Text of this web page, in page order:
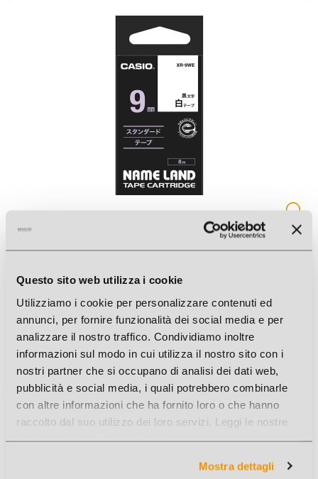
Questo sito web utilizza i cookie
Utilizziamo i cookie per personalizzare contenuti ed
annunci, per fornire funzionalità dei social media e per
analizzare il nostro traffico. Condividiamo inoltre
informazioni sul modo in cui utilizza il nostro sito con i
nostri partner che si occupano di analisi dei dati web,
pubblicità e social media, i quali potrebbero combinarle
con altre informazioni che ha fornito loro o che hanno
raccolto dal suo utilizzo dei loro servizi. Leggi le nostre
Privacy PolicyeCookie Policy.
Mostra dettagli